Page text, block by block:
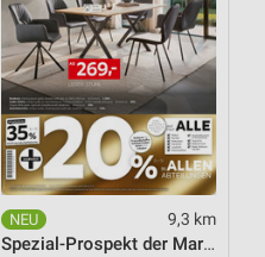
9,3 km
Spezial-Prospekt der Marken